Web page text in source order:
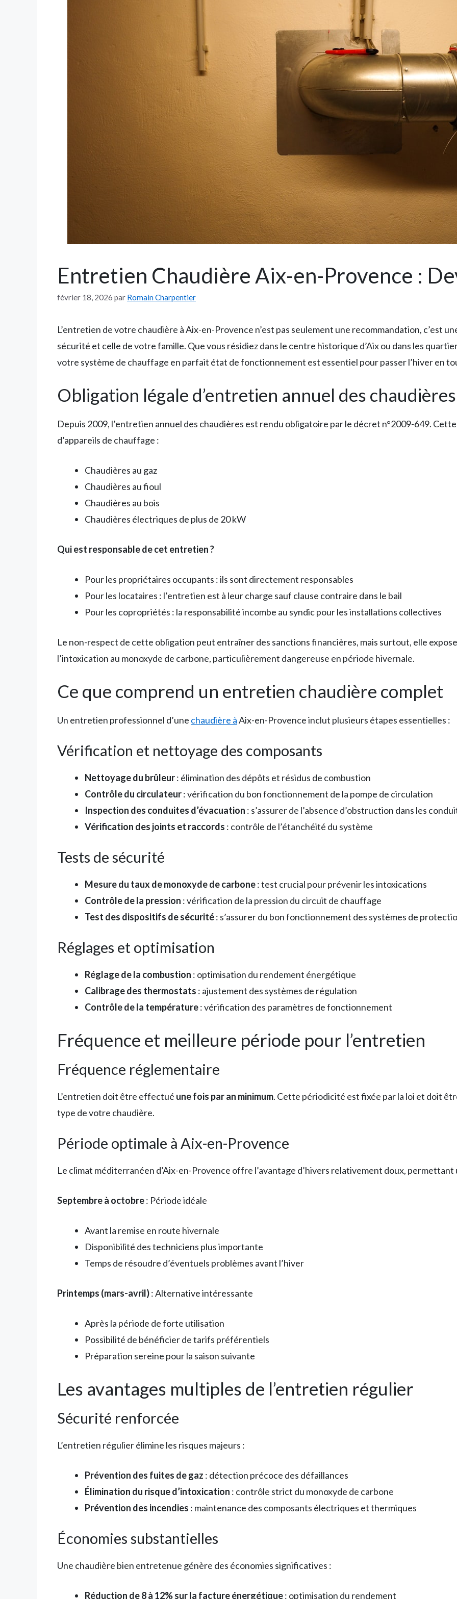
Entretien Chaudière Aix-en-Provence :
février 18, 2026 par Romain Charpentier
L’entretien de votre chaudière à Aix-en-Provence n’est pas seulement une recommandation, c’est
sécurité et celle de votre famille. Que vous résidiez dans le centre historique d’Aix ou dans les
votre système de chauffage en parfait état de fonctionnement est essentiel pour passer l’hiver en
Obligation légale d’entretien annuel des chaudières
Depuis 2009, l’entretien annuel des chaudières est rendu obligatoire par le décret n°2009-649.
d’appareils de chauffage :
Chaudières au gaz
Chaudières au fioul
Chaudières au bois
Chaudières électriques de plus de 20 kW
Qui est responsable de cet entretien ?
Pour les propriétaires occupants : ils sont directement responsables
Pour les locataires : l’entretien est à leur charge sauf clause contraire dans le bail
Pour les copropriétés : la responsabilité incombe au syndic pour les installations collectives
Le non-respect de cette obligation peut entraîner des sanctions financières, mais surtout, elle
l’intoxication au monoxyde de carbone, particulièrement dangereuse en période hivernale.
Ce que comprend un entretien chaudière complet
Un entretien professionnel d’une chaudière àAix-en-Provence inclut plusieurs étapes essentielles :
Vérification et nettoyage des composants
Nettoyage du brûleur: élimination des dépôts et résidus de combustion
Contrôle du circulateur: vérification du bon fonctionnement de la pompe de circulation
Inspection des conduites d’évacuation : s’assurer de l’absence d’obstruction dans les
Vérification des joints et raccords : contrôle de l’étanchéité du système
Tests de sécurité
Mesure du taux de monoxyde de carbone: test crucial pour prévenir les intoxications
Contrôle de la pression : vérification de la pression du circuit de chauffage
Test des dispositifs de sécurité: s’assurer du bon fonctionnement des systèmes de
Réglages et optimisation
Réglage de la combustion : optimisation du rendement énergétique
Calibrage des thermostats : ajustement des systèmes de régulation
Contrôle de la température: vérification des paramètres de fonctionnement
Fréquence et meilleure période pour l’entretien
Fréquence réglementaire
L’entretien doit être effectué une fois par an minimum. Cette périodicité est fixée par la loi et doit
type de votre chaudière.
Période optimale à Aix-en-Provence
Le climat méditerranéen d’Aix-en-Provence offre l’avantage d’hivers relativement doux,
Septembre à octobre: Période idéale
Avant la remise en route hivernale
Disponibilité des techniciens plus importante
Temps de résoudre d’éventuels problèmes avant l’hiver
Printemps (mars-avril): Alternative intéressante
Après la période de forte utilisation
Possibilité de bénéficier de tarifs préférentiels
Préparation sereine pour la saison suivante
Les avantages multiples de l’entretien régulier
Sécurité renforcée
L’entretien régulier élimine les risques majeurs :
Prévention des fuites de gaz : détection précoce des défaillances
Élimination du risque d’intoxication : contrôle strict du monoxyde de carbone
Prévention des incendies : maintenance des composants électriques et thermiques
Économies substantielles
Une chaudière bien entretenue génère des économies significatives :
Réduction de 8 à 12% sur la facture énergétique: optimisation du rendement